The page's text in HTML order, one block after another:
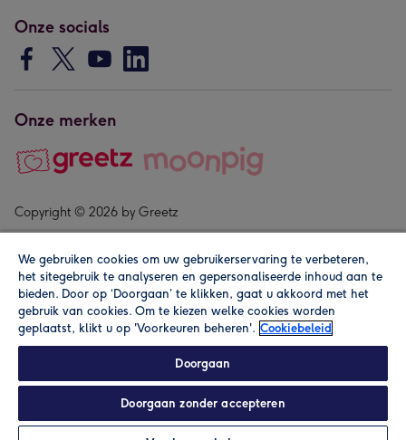
Personaliseren
Onze socials
Onze merken
Copyright © 2026 by Greetz
Alle prijzen zijn inclusief btw en andere heffingen. Lees de
We gebruiken cookies om uw gebruikerservaring te verbeteren,
het sitegebruik te analyseren en gepersonaliseerde inhoud aan te
bieden. Door op ‘Doorgaan’ te klikken, gaat u akkoord met het
gebruik van cookies. Om te kiezen welke cookies worden
geplaatst, klikt u op 'Voorkeuren beheren'. Cookiebeleid
Doorgaan
Doorgaan zonder accepteren